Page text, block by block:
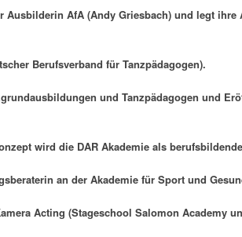
Ausbilderin AfA (Andy Griesbach) und legt ihre
Berufsverband für Tanzpädagogen).
und Tanzpädagogen und
wird die DAR Akademie als
an der Akademie für Sport und
Acting (Stageschool Salomon Academy